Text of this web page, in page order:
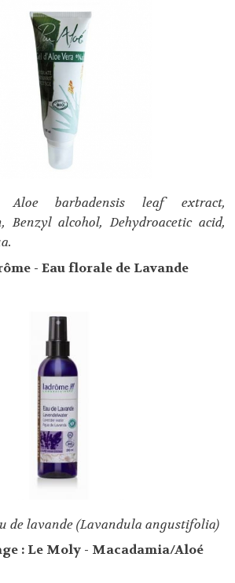
:Aloe barbadensis leaf extract,
Benzyl alcohol, Dehydroacetic acid,
- Eau florale de Lavande
de lavande (Lavandula angustifolia)
: Le Moly - Macadamia/Aloé